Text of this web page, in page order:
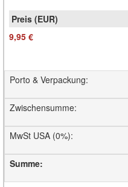
9,95 €
Porto & Verpackung:
Zwischensumme:
MwSt USA (0%):
Summe: